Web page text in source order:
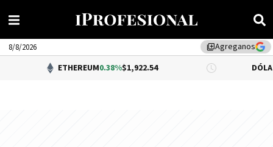
library_addAgreganos
8/8/2026
ETHEREUM0.38%$1,922.54 DÓLAR BNA